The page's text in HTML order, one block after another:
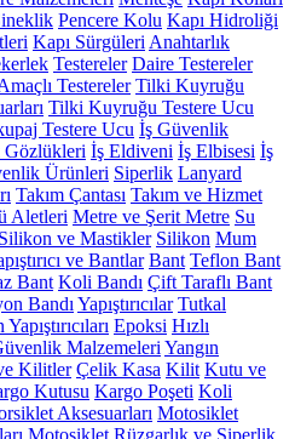
Pencere Kolu Kapı Hidroliği
Kapı Sürgüleri Anahtarlık
Testereler Daire Testereler
Testereler Tilki Kuyruğu
Tilki Kuyruğu Testere Ucu
Testere Ucu İş Güvenlik
İş Eldiveni İş Elbisesi İş
Ürünleri Siperlik Lanyard
Takım Çantası Takım ve Hizmet
Aletleri Metre ve Şerit Metre Su
Silikon ve Mastikler Silikon Mum
ve Bantlar Bant Teflon Bant
Bant Koli Bandı Çift Taraflı Bant
Bandı Yapıştırıcılar Tutkal
Epoksi Hızlı
Malzemeleri Yangın
Kilitler Çelik Kasa Kilit Kutu ve
Kutusu Kargo Poşeti Koli
Aksesuarları Motosiklet
Motosiklet Rüzgarlık ve Siperlik